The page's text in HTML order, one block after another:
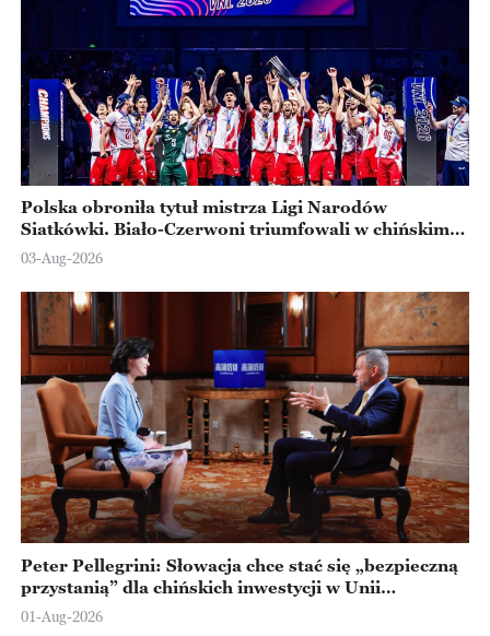
Polska obroniła tytuł mistrza Ligi Narodów
Siatkówki. Biało-Czerwoni triumfowali w chińskim
Ningbo
03-Aug-2026
Peter Pellegrini: Słowacja chce stać się „bezpieczną
przystanią” dla chińskich inwestycji w Unii
Europejskiej
01-Aug-2026